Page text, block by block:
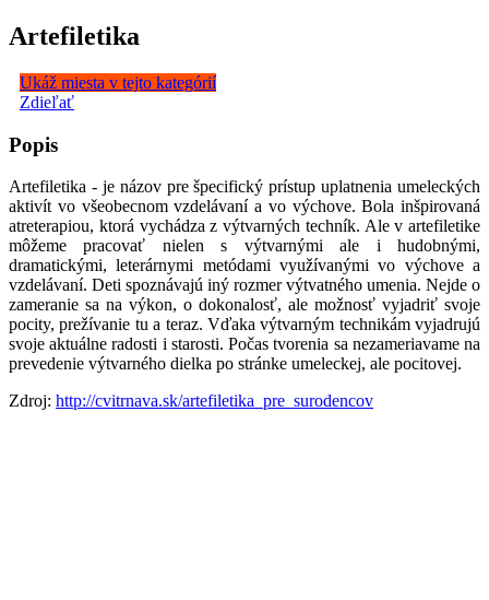
Artefiletika
Ukáž miesta v tejto kategórií
Zdieľať
Popis
Artefiletika - je názov pre špecifický prístup uplatnenia umeleckých
aktivít vo všeobecnom vzdelávaní a vo výchove. Bola inšpirovaná
atreterapiou, ktorá vychádza z výtvarných techník. Ale v artefiletike
môžeme pracovať nielen s výtvarnými ale i hudobnými,
dramatickými, leterárnymi metódami využívanými vo výchove a
vzdelávaní. Deti spoznávajú iný rozmer výtvatného umenia. Nejde o
zameranie sa na výkon, o dokonalosť, ale možnosť vyjadriť svoje
pocity, prežívanie tu a teraz. Vďaka výtvarným technikám vyjadrujú
svoje aktuálne radosti i starosti. Počas tvorenia sa nezameriavame na
prevedenie výtvarného dielka po stránke umeleckej, ale pocitovej.
Zdroj: http://cvitrnava.sk/artefiletika_pre_surodencov